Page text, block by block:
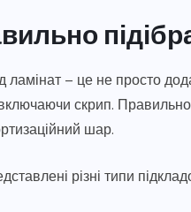
ламінат – це не просто
скрип. Правильно
шар.
різні типи